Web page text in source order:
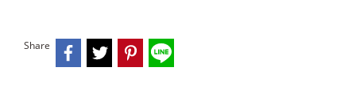
Share